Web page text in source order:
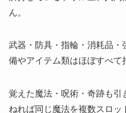
ん。
武器・防具・指輪・消耗品・
備やアイテム類はほぼすべて
覚えた魔法・呪術・奇跡も引
ねれば同じ魔法を複数スロッ